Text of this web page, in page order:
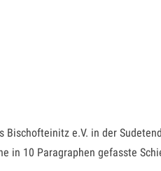
Bischofteinitz e.V. in der
in 10 Paragraphen gefasste